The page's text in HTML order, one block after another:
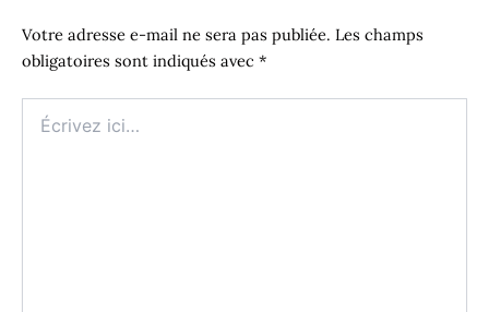
Votre adresse e-mail ne sera pas publiée. Les champs
obligatoires sont indiqués avec *
ici…